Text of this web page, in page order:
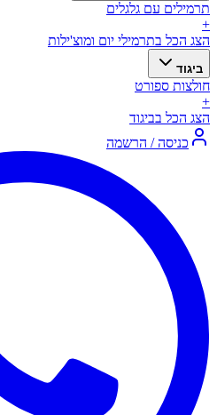
תרמילים עם גלגלים
+
הצג הכל בתרמילי יום ומוצ'ילות
ביגוד
חולצות ספורט
+
הצג הכל בביגוד
כניסה / הרשמה